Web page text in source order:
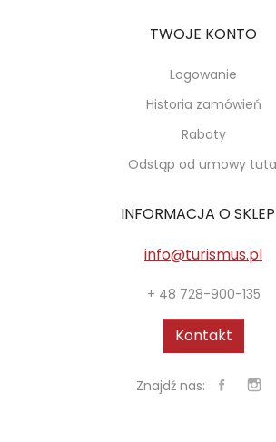
TWOJE KONTO
Logowanie
Historia zamówień
Rabaty
Odstąp od umowy
INFORMACJA O
info@turismus.pl
+ 48 728-900-135
Kontakt
Znajdź nas: